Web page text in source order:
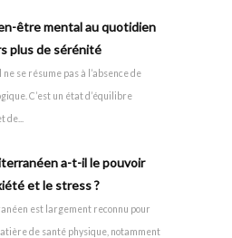
être mental au quotidien
plus de sérénité
se résume pas à l’absence de
C’est un état d’équilibre
a-t-il le pouvoir
et le stress ?
est largement reconnu pour
de santé physique, notamment